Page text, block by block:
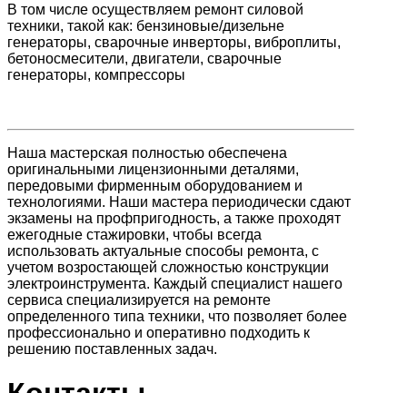
В том числе осуществляем ремонт силовой
техники, такой как: бензиновые/дизельне
генераторы, сварочные инверторы, виброплиты,
бетоносмесители, двигатели, сварочные
генераторы, компрессоры
Наша мастерская полностью обеспечена
оригинальными лицензионными деталями,
передовыми фирменным оборудованием и
технологиями. Наши мастера периодически сдают
экзамены на профпригодность, а также проходят
ежегодные стажировки, чтобы всегда
использовать актуальные способы ремонта, с
учетом возростающей сложностью конструкции
электроинструмента. Каждый специалист нашего
сервиса специализируется на ремонте
определенного типа техники, что позволяет более
профессионально и оперативно подходить к
решению поставленных задач.